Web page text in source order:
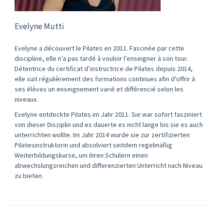
Evelyne Mutti
Evelyne a découvert le Pilates en 2011. Fascinée par cette
discipline, elle n’a pas tardé à vouloir l’enseigner à son tour.
Détentrice du certificat d’instructrice de Pilates depuis 2014,
elle suit régulièrement des formations continues afin d’offrir à
ses élèves un enseignement varié et différencié selon les
niveaux.
Evelyne entdeckte Pilates im Jahr 2011. Sie war sofort fasziniert
von dieser Disziplin und es dauerte es nicht lange bis sie es auch
unterrichten wollte. Im Jahr 2014 wurde sie zur zertifizierten
Pilatesinstruktorin und absolviert seitdem regelmäßig
Weiterbildungskurse, um ihren Schülern einen
abwechslungsreichen und differenzierten Unterricht nach Niveau
zu bieten.